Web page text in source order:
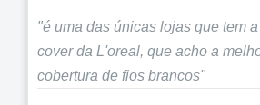
"é uma das únicas lojas que tem
cover da L'oreal, que acho a
cobertura de fios brancos"